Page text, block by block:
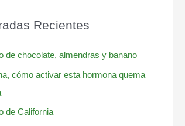
Recientes
de chocolate, almendras y banano
cómo activar esta hormona quema
de California